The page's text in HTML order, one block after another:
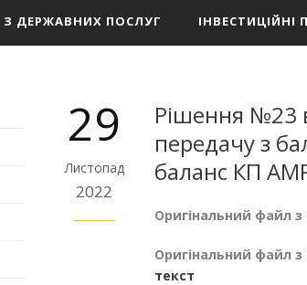
З ДЕРЖАВНИХ ПОСЛУГ ІНВЕСТИЦІЙНІ
29
Листопад
2022
Рішення №23
передачу з
баланс КП
Оригінальний файл
Оригінальний файл з
текст